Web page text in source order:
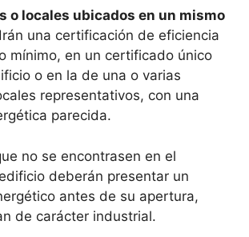
o locales ubicados en un mismo
una certificación de eficiencia
mínimo, en un certificado único
o en la de una o varias
representativos, con una
parecida.
no se encontrasen en el
deberán presentar un
antes de su apertura,
de carácter industrial.